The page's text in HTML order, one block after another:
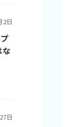
2日
な
日